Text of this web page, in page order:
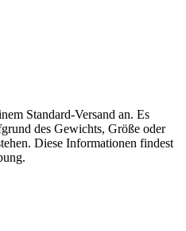
Standard-Versand an. Es
des Gewichts, Größe oder
Diese Informationen findest